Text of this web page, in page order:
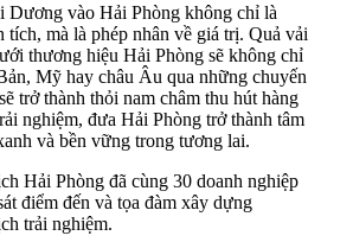
Dương vào Hải Phòng không chỉ là
tích, mà là phép nhân về giá trị. Quả vải
thương hiệu Hải Phòng sẽ không chỉ
Mỹ hay châu Âu qua những chuyến
trở thành thỏi nam châm thu hút hàng
nghiệm, đưa Hải Phòng trở thành tâm
và bền vững trong tương lai.
Hải Phòng đã cùng 30 doanh nghiệp
điểm đến và tọa đàm xây dựng
trải nghiệm.